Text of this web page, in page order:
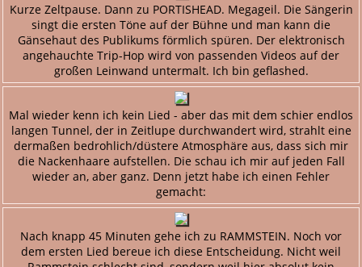
Kurze Zeltpause. Dann zu PORTISHEAD. Megageil. Die Sängerin
singt die ersten Töne auf der Bühne und man kann die
Gänsehaut des Publikums förmlich spüren. Der elektronisch
angehauchte Trip-Hop wird von passenden Videos auf der
großen Leinwand untermalt. Ich bin geflashed.
Mal wieder kenn ich kein Lied - aber das mit dem schier endlos
langen Tunnel, der in Zeitlupe durchwandert wird, strahlt eine
dermaßen bedrohlich/düstere Atmosphäre aus, dass sich mir
die Nackenhaare aufstellen. Die schau ich mir auf jeden Fall
wieder an, aber ganz. Denn jetzt habe ich einen Fehler
gemacht:
Nach knapp 45 Minuten gehe ich zu RAMMSTEIN. Noch vor
dem ersten Lied bereue ich diese Entscheidung. Nicht weil